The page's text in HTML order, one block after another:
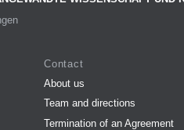
Contact
About us
Team and directions
Termination of an Agreement